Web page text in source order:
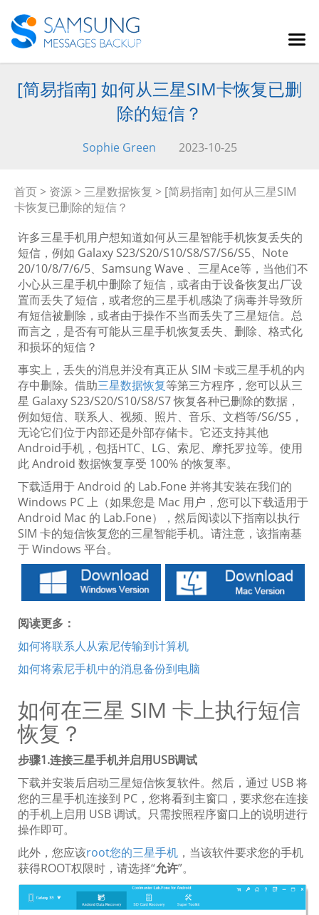
[简易指南] 如何从三星SIM卡恢复已删
除的短信？
Sophie Green 2023-10-25
首页 > 资源 > 三星数据恢复 > [简易指南] 如何从三星SIM
卡恢复已删除的短信？
许多三星手机用户想知道如何从三星智能手机恢复丢失的
短信，例如 Galaxy S23/S20/S10/S8/S7/S6/S5、Note
20/10/8/7/6/5、Samsung Wave 、三星Ace等，当他们不
小心从三星手机中删除了短信，或者由于设备恢复出厂设
置而丢失了短信，或者您的三星手机感染了病毒并导致所
有短信被删除，或者由于操作不当而丢失了三星短信。总
而言之，是否有可能从三星手机恢复丢失、删除、格式化
和损坏的短信？
事实上，丢失的消息并没有真正从 SIM 卡或三星手机的内
存中删除。借助三星数据恢复等第三方程序，您可以从三
星 Galaxy S23/S20/S10/S8/S7 恢复各种已删除的数据，
例如短信、联系人、视频、照片、音乐、文档等/S6/S5，
无论它们位于内部还是外部存储卡。它还支持其他
Android手机，包括HTC、LG、索尼、摩托罗拉等。使用
此 Android 数据恢复享受 100% 的恢复率。
下载适用于 Android 的 Lab.Fone 并将其安装在我们的
Windows PC 上（如果您是 Mac 用户，您可以下载适用于
Android Mac 的 Lab.Fone），然后阅读以下指南以执行
SIM 卡的短信恢复您的三星智能手机。请注意，该指南基
于 Windows 平台。
阅读更多：
如何将联系人从索尼传输到计算机
如何将索尼手机中的消息备份到电脑
如何在三星 SIM 卡上执行短信
恢复？
步骤1.连接三星手机并启用USB调试
下载并安装后启动三星短信恢复软件。然后，通过 USB 将
您的三星手机连接到 PC，您将看到主窗口，要求您在连接
的手机上启用 USB 调试。只需按照程序窗口上的说明进行
操作即可。
此外，您应该root您的三星手机 ，当该软件要求您的手机
获得ROOT权限时，请选择“允许”。